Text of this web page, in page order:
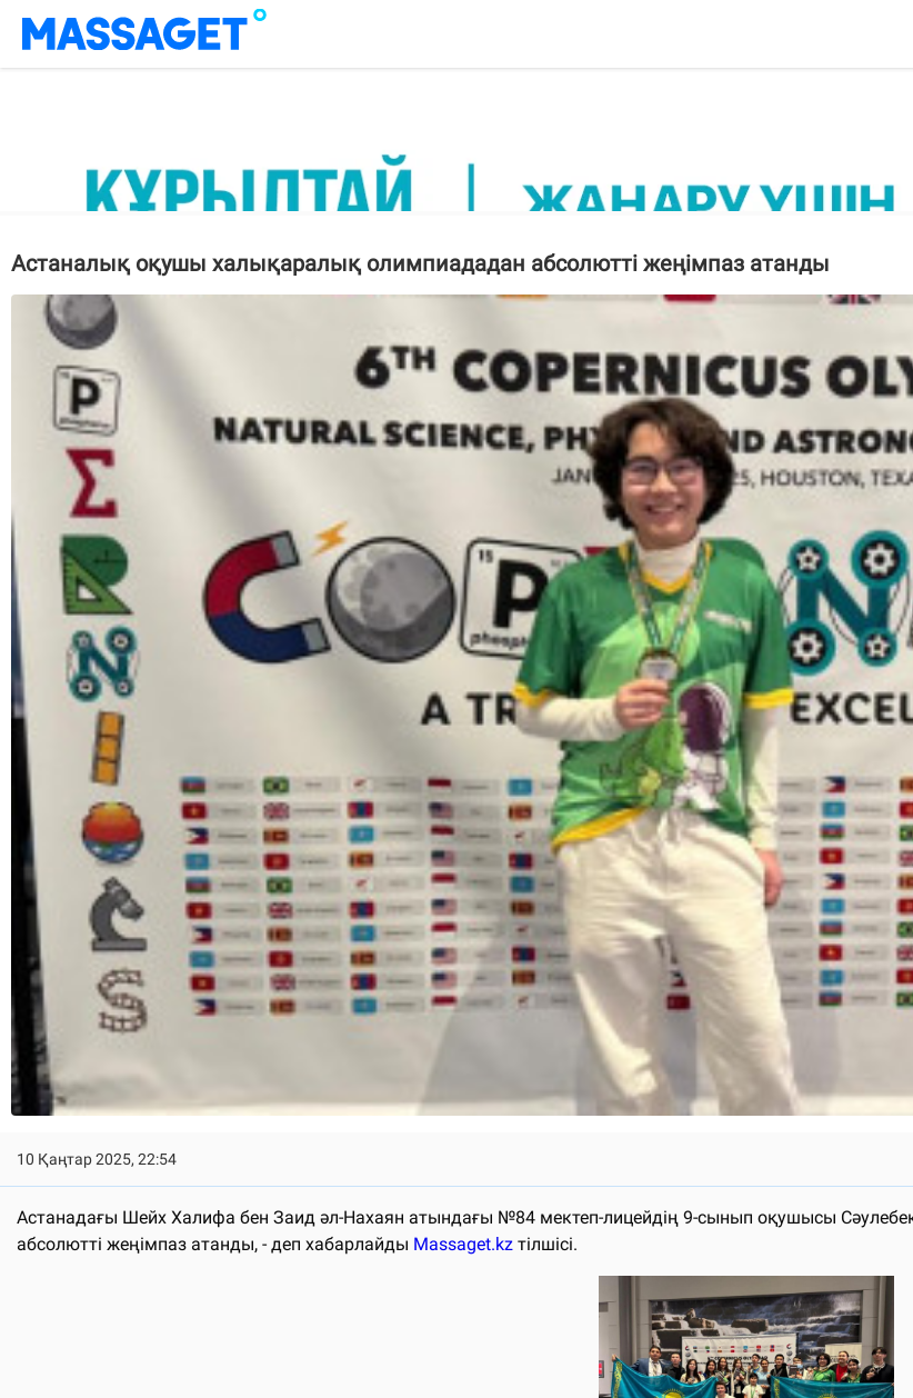
Астаналық оқушы халықаралық олимпиададан абсолютті жеңімпаз атанды
10 Қаңтар 2025, 22:54
Астанадағы Шейх Халифа бен Заид әл-Нахаян атындағы №84 мектеп-лицейдің 9-сынып оқушысы
абсолютті жеңімпаз атанды, - деп хабарлайды Massaget.kz тілшісі.